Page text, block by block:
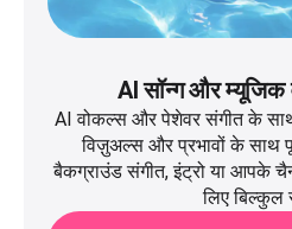
AI सॉन्ग और म्यूजिक
AI वोकल्स और पेशेवर संगीत के
विज़ुअल्स और प्रभावों के साथ
बैकग्राउंड संगीत, इंट्रो या आपके
लिए बिल्कुल